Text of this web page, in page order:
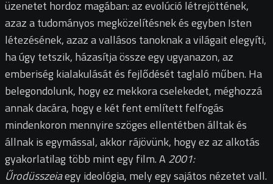
üzenetet hordoz magában: az evolúció létrejöttének,
azaz a tudományos megközelítésnek és egyben Isten
létezésének, azaz a vallásos tanoknak a világait elegyíti,
ha úgy tetszik, házasítja össze egy ugyanazon, az
emberiség kialakulását és fejlődését taglaló műben. Ha
belegondolunk, hogy ez mekkora cselekedet, méghozzá
annak dacára, hogy e két fent említett felfogás
mindenkoron mennyire szöges ellentétben álltak és
állnak is egymással, akkor rájövünk, hogy ez az alkotás
gyakorlatilag több mint egy film. A2001:
Űrodüsszeiaegy ideológia, mely egy sajátos nézetet vall.